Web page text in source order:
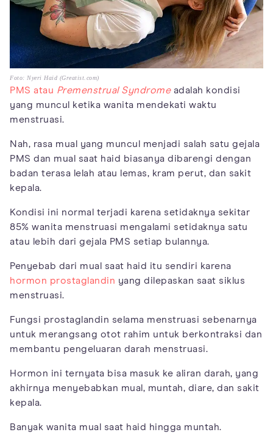
Foto: Nyeri Haid (Greatist.com)
PMS atau Premenstrual Syndromeadalah kondisi
yang muncul ketika wanita mendekati waktu
menstruasi.
Nah, rasa mual yang muncul menjadi salah satu gejala
PMS dan mual saat haid biasanya dibarengi dengan
badan terasa lelah atau lemas, kram perut, dan sakit
kepala.
Kondisi ini normal terjadi karena setidaknya sekitar
85% wanita menstruasi mengalami setidaknya satu
atau lebih dari gejala PMS setiap bulannya.
Penyebab dari mual saat haid itu sendiri karena
hormon prostaglandin yang dilepaskan saat siklus
menstruasi.
Fungsi prostaglandin selama menstruasi sebenarnya
untuk merangsang otot rahim untuk berkontraksi dan
membantu pengeluaran darah menstruasi.
Hormon ini ternyata bisa masuk ke aliran darah, yang
akhirnya menyebabkan mual, muntah, diare, dan sakit
kepala.
Banyak wanita mual saat haid hingga muntah.